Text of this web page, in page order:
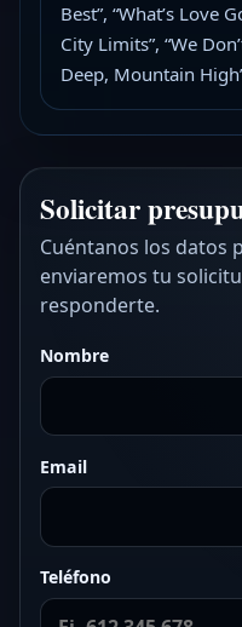
Best”, “What’s Love
City Limits”, “We
Deep, Mountain
Solicitar
Cuéntanos los datos
enviaremos tu
responderte.
Nombre
Email
Teléfono